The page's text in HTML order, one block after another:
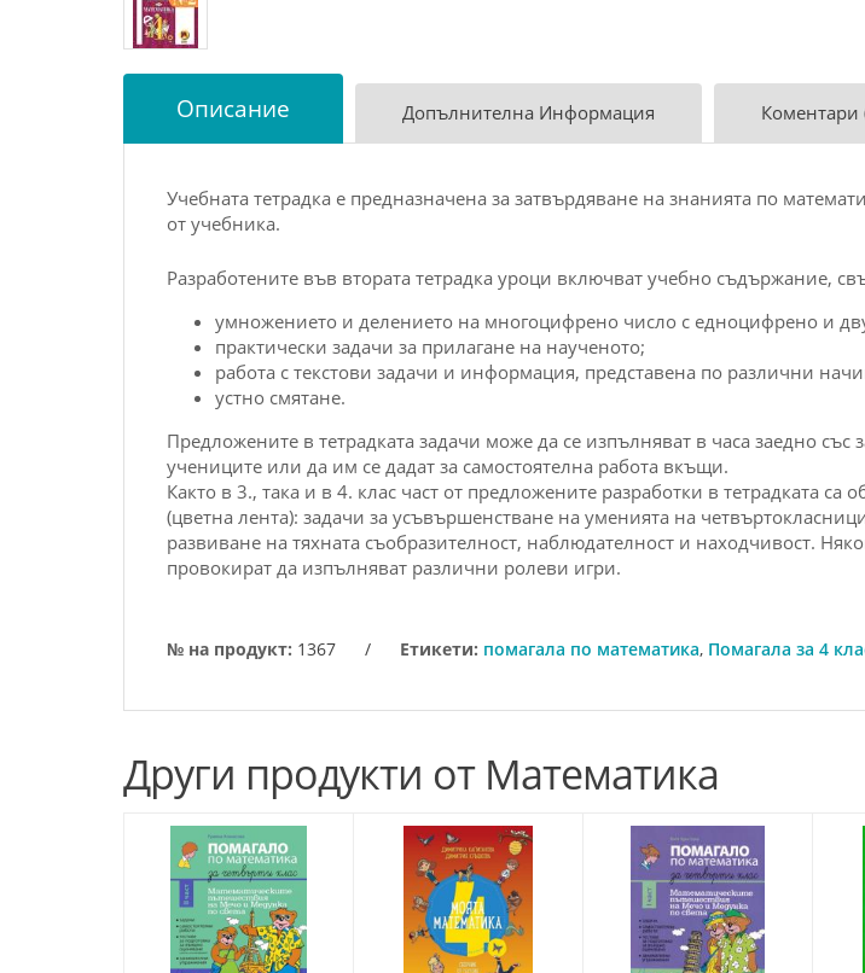
Описание Допълнителна Информация Коментари
Учебната тетрадка е предназначена за затвърдяване на знанията по
от учебника.
Разработените във втората тетрадка уроци включват учебно съдържание,
умножението и делението на многоцифрено число с едноцифрено и
практически задачи за прилагане на наученото;
работа с текстови задачи и информация, представена по различни
устно смятане.
Предложените в тетрадката задачи може да се изпълняват в часа заедно
учениците или да им се дадат за самостоятелна работа вкъщи.
Както в 3., така и в 4. клас част от предложените разработки в тетрадката
(цветна лента): задачи за усъвършенстване на уменията на
развиване на тяхната съобразителност, наблюдателност и находчивост.
провокират да изпълняват различни ролеви игри.
№ на продукт: 1367 / Етикети: помагала по математика, Помагала за 4
Други продукти от Математика